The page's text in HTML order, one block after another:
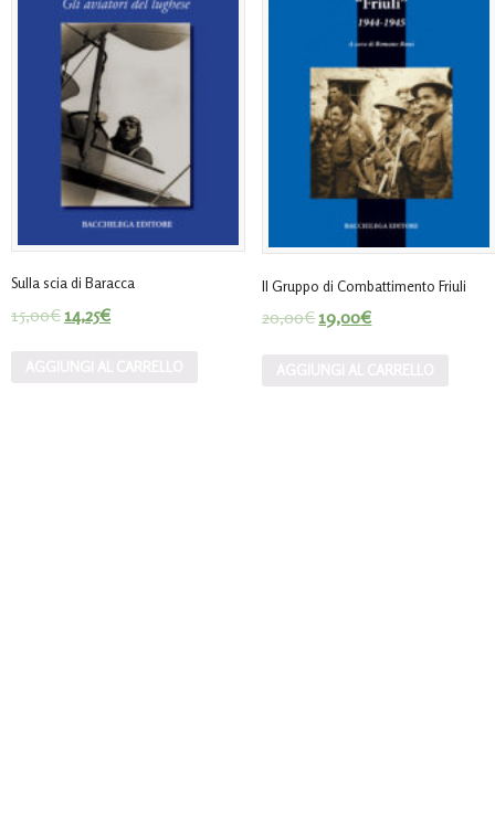
Sulla scia di Baracca
15,00€14,25€
Il Gruppo di Combattimento Friuli
20,00€19,00€